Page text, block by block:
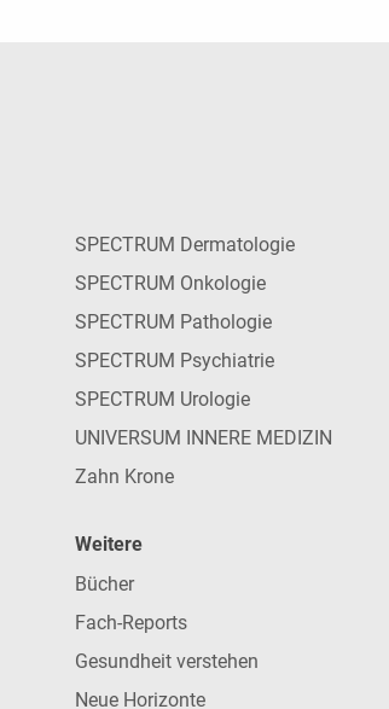
SPECTRUM Dermatologie
SPECTRUM Onkologie
SPECTRUM Pathologie
SPECTRUM Psychiatrie
SPECTRUM Urologie
UNIVERSUM INNERE MEDIZIN
Zahn Krone
Weitere
Bücher
Fach-Reports
Gesundheit verstehen
Neue Horizonte